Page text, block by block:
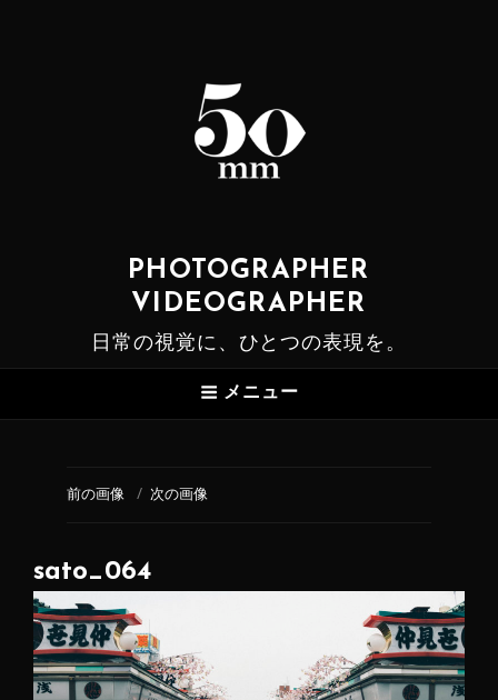
PHOTOGRAPHER
VIDEOGRAPHER
日常の視覚に、ひとつの表現を。
メニュー
前の画像 次の画像
sato_064